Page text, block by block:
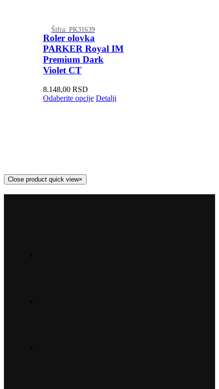
Šifra: PK31639
Roler olovka
PARKER Royal IM
Premium Dark
Violet CT
8.148,00 RSD
Odaberite opcije Detalji
Close product quick view×